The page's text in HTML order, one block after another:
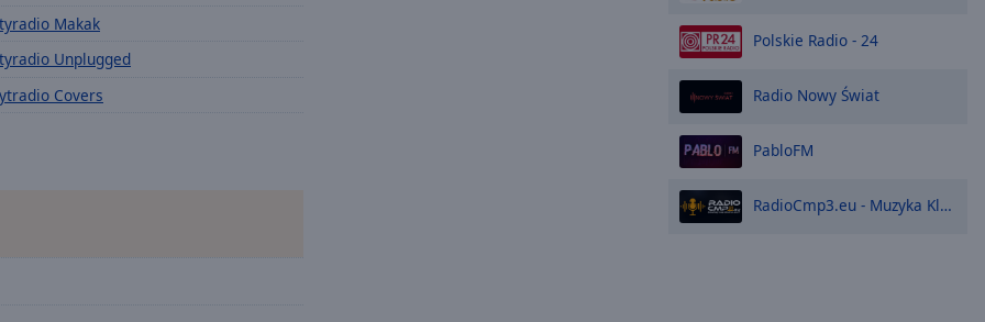
Makak
Unplugged
Covers
Polskie Radio - 24
Radio Nowy Świat
PabloFM
RadioCmp3.eu - Muzyka Klubowa, Techno, Dance